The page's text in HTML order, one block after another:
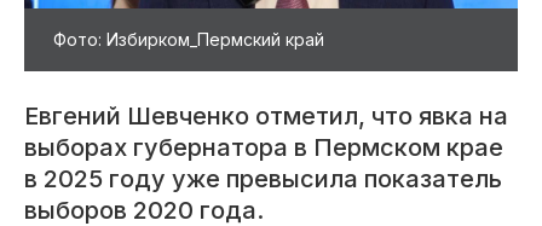
Фото: Избирком_Пермский край
Евгений Шевченко отметил, что явка на
выборах губернатора в Пермском крае
в 2025 году уже превысила показатель
выборов 2020 года.